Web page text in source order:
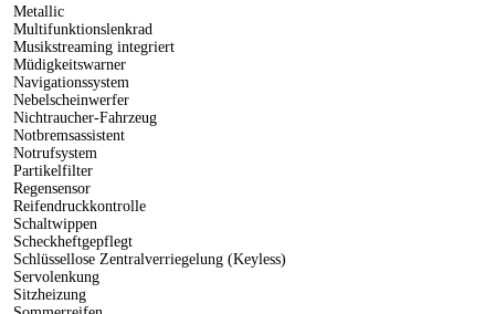
Metallic
Multifunktionslenkrad
Musikstreaming integriert
Müdigkeitswarner
Navigationssystem
Nebelscheinwerfer
Nichtraucher-Fahrzeug
Notbremsassistent
Notrufsystem
Partikelfilter
Regensensor
Reifendruckkontrolle
Schaltwippen
Scheckheftgepflegt
Schlüssellose Zentralverriegelung (Keyless)
Servolenkung
Sitzheizung